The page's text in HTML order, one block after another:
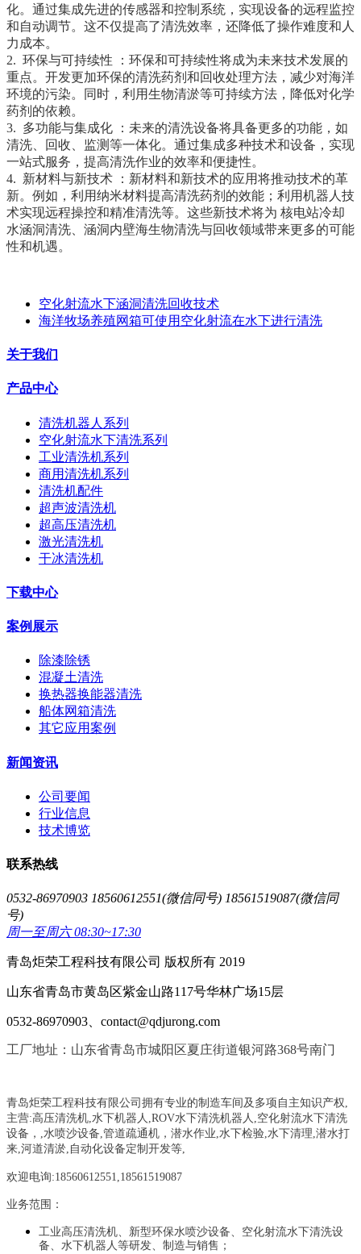
化。通过集成先进的传感器和控制系统，实现设备的远程监控
和自动调节。这不仅提高了清洗效率，还降低了操作难度和人
力成本。
2. 环保与可持续性
：环保和可持续性将成为未来技术发展的
重点。开发更加环保的清洗药剂和回收处理方法，减少对海洋
环境的污染。同时，利用生物清淤等可持续方法，降低对化学
药剂的依赖。
3. 多功能与集成化
：未来的清洗设备将具备更多的功能，如
清洗、回收、监测等一体化。通过集成多种技术和设备，实现
一站式服务，提高清洗作业的效率和便捷性。
4. 新材料与新技术
：新材料和新技术的应用将推动技术的革
新。例如，利用纳米材料提高清洗药剂的效能；利用机器人技
术实现远程操控和精准清洗等。这些新技术将为 核电站冷却
水涵洞清洗
涵洞内壁海生物清洗与回收领域带来更多的可能
性和机遇。
空化射流水下涵洞清洗回收技术
海洋牧场养殖网箱可使用空化射流在水下进行清洗
关于我们
产品中心
清洗机器人系列
空化射流水下清洗系列
工业清洗机系列
商用清洗机系列
清洗机配件
超声波清洗机
超高压清洗机
激光清洗机
干冰清洗机
下载中心
案例展示
除漆除锈
混凝土清洗
换热器换能器清洗
船体网箱清洗
其它应用案例
新闻资讯
公司要闻
行业信息
技术博览
联系热线
0532-86970903 18560612551(微信同号) 18561519087(微信同
号)
周一至周六 08:30~17:30
青岛炬荣工程科技有限公司 版权所有 2019
山东省青岛市黄岛区紫金山路117号华林广场15层
0532-86970903、contact@qdjurong.com
工厂地址：山东省青岛市城阳区夏庄街道银河路368号南门
青岛炬荣工程科技有限公司拥有专业的制造车间及多项自主知识产权,
主营:高压清洗机,水下机器人,ROV水下清洗机器人,空化射流水下清洗
设备， ,水喷沙设备,管道疏通机 ， 潜水作业,水下检验,水下清理,潜水打
来,河道清淤,自动化设备定制开发等,
欢迎电询:18560612551,18561519087
业务范围：
工业高压清洗机、新型环保水喷沙设备、空化射流水下清洗设
备、水下机器人等研发、制造与销售；